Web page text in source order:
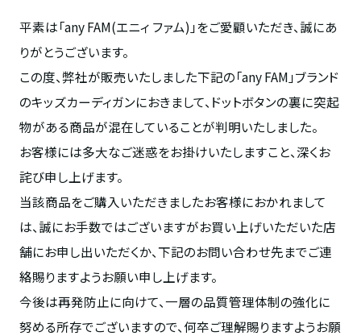
平素は「any FAM(エニィ ファム)」をご愛顧いただき、誠にあ
りがとうございます。
この度、弊社が販売いたしました下記の「any FAM」ブランド
のキッズカーディガンにおきまして、ドットボタンの裏に突起
物がある商品が混在していることが判明いたしました。
お客様には多大なご迷惑をお掛けいたしますこと、深くお
詫び申し上げます。
当該商品をご購入いただきましたお客様におかれまして
は、誠にお手数ではございますがお買い上げいただいた店
舗にお申し出いただくか、下記のお問い合わせ先までご連
絡賜りますようお願い申し上げます。
今後は再発防止に向けて、一層の品質管理体制の強化に
努める所存でございますので、何卒ご理解賜りますようお願